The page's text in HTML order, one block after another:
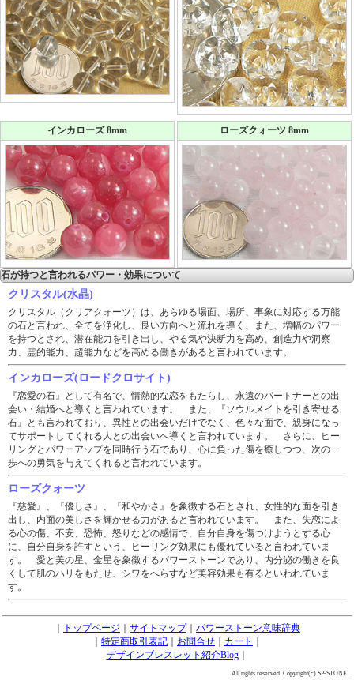
インカローズ 8mm ローズクォーツ 8mm
石が持つと言われるパワー・効果について
クリスタル(水晶)
クリスタル（クリアクォーツ）は、あらゆる場面、場所、事象に対応する万能
の石と言われ、全てを浄化し、良い方向へと流れを導く、また、増幅のパワー
を持つとされ、潜在能力を引き出し、やる気や決断力を高め、創造力や洞察
力、霊的能力、超能力などを高める働きがあると言われています。
インカローズ(ロードクロサイト)
『恋愛の石』として有名で、情熱的な恋をもたらし、永遠のパートナーとの出
会い・結婚へと導くと言われています。 また、『ソウルメイトを引き寄せる
石』とも言われており、異性との出会いだけでなく、色々な面で、親身になっ
てサポートしてくれる人との出会いへ導くと言われています。 さらに、ヒー
リングとパワーアップを同時行う石であり、心に負った傷を癒しつつ、次の一
歩への勇気を与えてくれると言われています。
ローズクォーツ
『慈愛』、『優しさ』、『和やかさ』を象徴する石とされ、女性的な面を引き
出し、内面の美しさを輝かせる力があると言われています。 また、失恋によ
る心の傷、不安、恐怖、怒りなどの感情で、自分自身を傷つけようとする心
に、自分自身を許すという、ヒーリング効果にも優れていると言われていま
す。 愛と美の星、金星を象徴するパワーストーンであり、内分泌の働きを良
くして肌のハリをもたせ、シワをへらすなど美容効果も有るといわれていま
す。
｜ トップページ ｜ サイトマップ｜ パワーストーン意味辞典
｜ 特定商取引表記 ｜ お問合せ ｜ カート ｜
デザインブレスレット紹介Blog｜
All rights reserved. Copyright(c) SP-STONE.